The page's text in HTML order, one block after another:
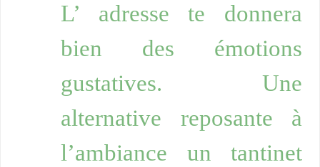
L’ adresse te donnera
bien des émotions
gustatives. Une
alternative reposante à
l’ambiance un tantinet